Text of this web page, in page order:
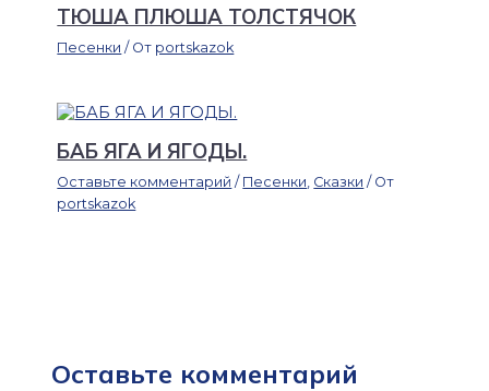
ТЮША ПЛЮША ТОЛСТЯЧОК
Песенки / От portskazok
БАБ ЯГА И ЯГОДЫ.
Оставьте комментарий / Песенки, Сказки / От
portskazok
Оставьте комментарий